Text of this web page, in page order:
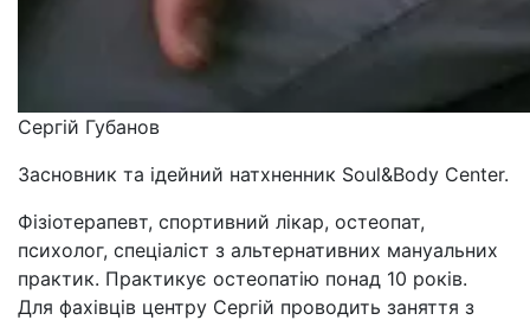
Сергій Губанов
Засновник та ідейний натхненник Soul&Body Center.
Фізіотерапевт, спортивний лікар, остеопат,
психолог, спеціаліст з альтернативних мануальних
практик. Практикує остеопатію понад 10 років.
Для фахівців центру Сергій проводить заняття з